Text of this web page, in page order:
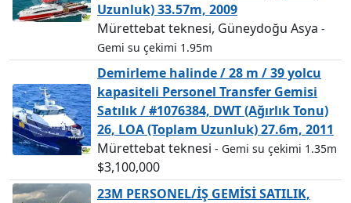
Uzunluk) 33.57m, 2009
Mürettebat teknesi, Güneydoğu Asya -
Gemi su çekimi 1.95m
Demirleme halinde / 28 m / 39 yolcu
kapasiteli Personel Transfer Gemisi
Satılık / #1076384, DWT (Ağırlık Tonu)
26, LOA (Toplam Uzunluk) 27.6m, 2011
Mürettebat teknesi - Gemi su çekimi 1.35m
$3,100,000
23M PERSONEL/İŞ GEMİSİ SATILIK,